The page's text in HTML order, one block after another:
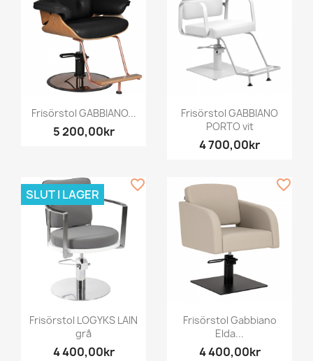
Frisörstol GABBIANO...
5 200,00kr
Frisörstol GABBIANO
PORTO vit
4 700,00kr
Frisörstol LOGYKS LAIN
grå
4 400,00kr
SLUT I LAGER
favorite_border
Frisörstol Gabbiano
Elda...
4 400,00kr
favorite_border